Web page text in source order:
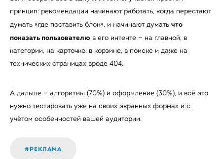
принцип: рекомендации начинают работать, когда перестают
думать «где поставить блок», и начинают думать что
показать пользователю в его интенте — на главной, в
категории, на карточке, в корзине, в поиске и даже на
технических страницах вроде 404.
А дальше — алгоритмы (70%) и оформление (30%), и всё это
нужно тестировать уже на своих экранных формах и с
учётом особенностей вашей аудитории.
#РЕКЛАМА